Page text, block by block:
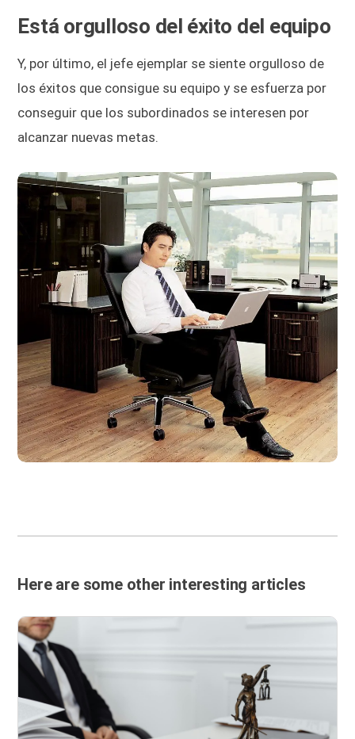
Está orgulloso del éxito del equipo
Y, por último, el jefe ejemplar se siente orgulloso de
los éxitos que consigue su equipo y se esfuerza por
conseguir que los subordinados se interesen por
alcanzar nuevas metas.
Here are some other interesting articles